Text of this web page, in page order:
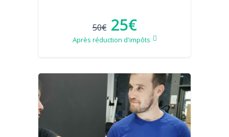
50€ 25€
Après réduction d'impôts